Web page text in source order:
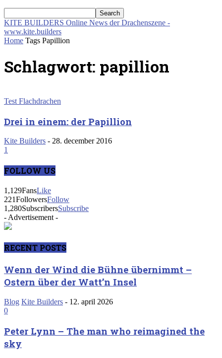
KITE BUILDERS Online News der Drachenszene -
www.kite.builders
Home Tags Papillion
Schlagwort: papillion
Test Flachdrachen
Drei in einem: der Papillion
Kite Builders - 28. december 2016
1
FOLLOW US
1,129FansLike
221FollowersFollow
1,280SubscribersSubscribe
- Advertisement -
RECENT POSTS
Wenn der Wind die Bühne übernimmt –
Ostern über der Watt’n Insel
Blog Kite Builders - 12. april 2026
0
Peter Lynn – The man who reimagined the
sky